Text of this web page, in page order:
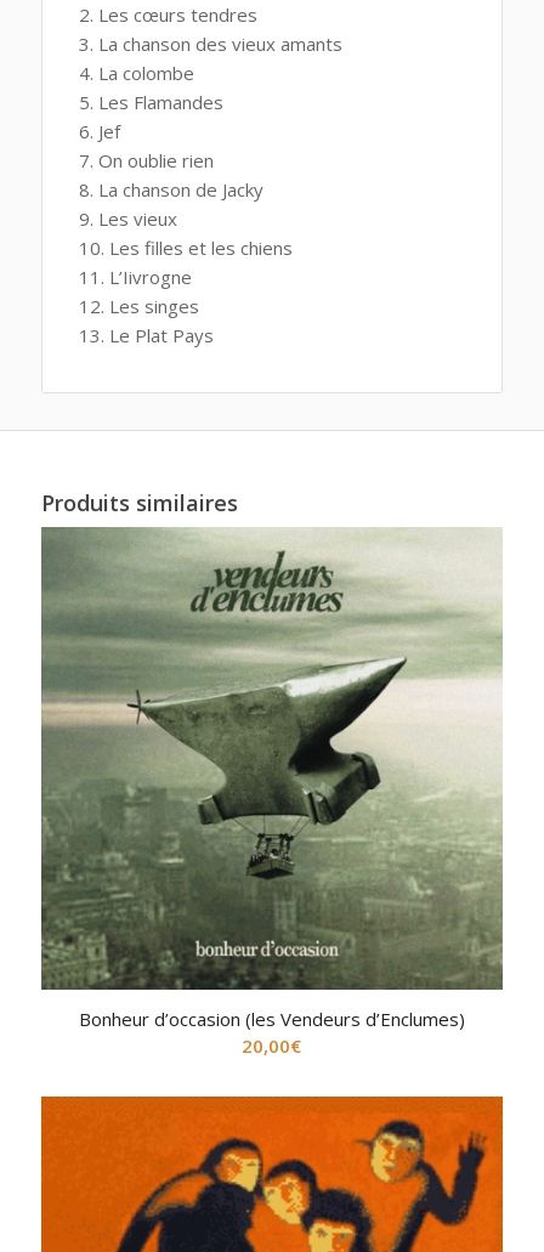
Les cœurs tendres
La chanson des vieux amants
La colombe
Les Flamandes
Jef
On oublie rien
La chanson de Jacky
Les vieux
Les filles et les chiens
L’Iivrogne
Les singes
Le Plat Pays
Produits similaires
Bonheur d’occasion (les Vendeurs d’Enclumes)
20,00€